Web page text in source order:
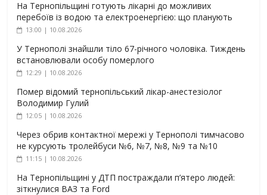
На Тернопільщині готують лікарні до можливих
перебоїв із водою та електроенергією: що планують
13:00 | 10.08.2026
У Тернополі знайшли тіло 67-річного чоловіка. Тиждень
встановлювали особу померлого
12:29 | 10.08.2026
Помер відомий тернопільський лікар-анестезіолог
Володимир Гулий
12:05 | 10.08.2026
Через обрив контактної мережі у Тернополі тимчасово
не курсують тролейбуси №6, №7, №8, №9 та №10
11:15 | 10.08.2026
На Тернопільщині у ДТП постраждали п’ятеро людей:
зіткнулися ВАЗ та Ford